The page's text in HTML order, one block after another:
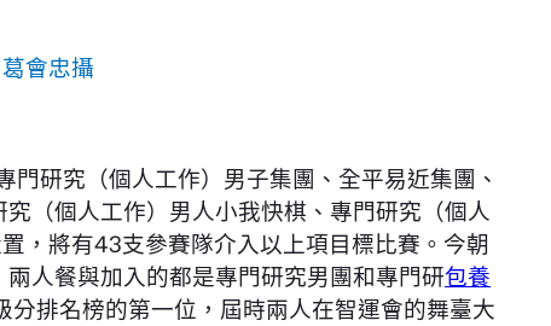
會忠攝
門研究（個人工作）男子集團、全平易近集團、
（個人工作）男人小我快棋、專門研究（個人
，將有43支參賽隊介入以上項目標比賽。今朝
人餐與加入的都是專門研究男團和專門研包養
排名榜的第一位，屆時兩人在智運會的舞臺大